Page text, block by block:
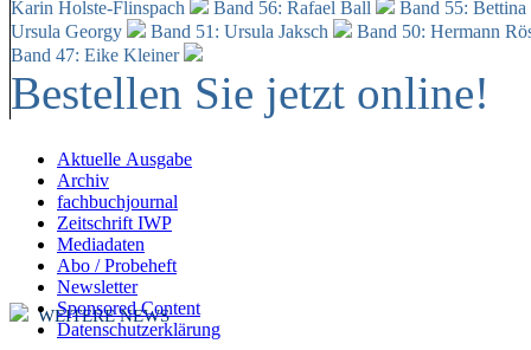
Karin Holste-Flinspach
Band 56: Rafael Ball
Band 55:
Ursula Georgy
Band 51: Ursula Jaksch Band 50: Hermann
Band 47: Eike Kleiner
Bestellen Sie jetzt online!
Aktuelle Ausgabe
Archiv
fachbuchjournal
Zeitschrift IWP
Mediadaten
Abo / Probeheft
Newsletter
Sponsored Content
Datenschutzerklärung
WEITERE NEWS